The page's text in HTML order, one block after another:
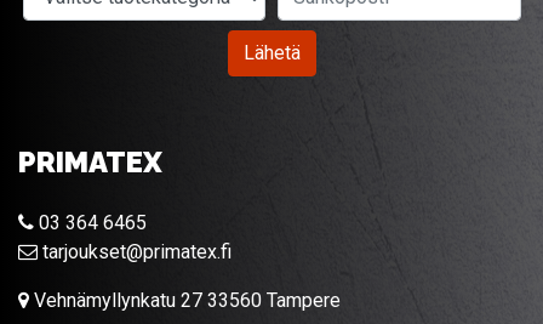
Lähetä
PRIMATEX
03 364 6465
tarjoukset@primatex.fi
Vehnämyllynkatu 27 33560 Tampere